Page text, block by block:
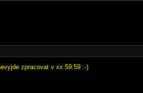
zpracovat v xx:59:59 :-)